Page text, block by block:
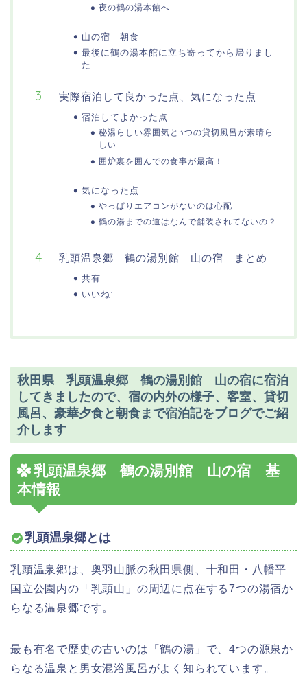
夜の鶴の湯本館へ
山の宿 朝食
最後に鶴の湯本館に立ち寄ってから帰りまし
た
実際宿泊して良かった点、気になった点
宿泊してよかった点
秘湯らしい雰囲気と3つの貸切風呂が素晴ら
しい
囲炉裏を囲んでの食事が最高！
気になった点
やっぱりエアコンがないのは心配
鶴の湯までの道はなんで舗装されてないの？
乳頭温泉郷 鶴の湯別館 山の宿 まとめ
共有:
いいね:
秋田県 乳頭温泉郷 鶴の湯別館 山の宿に宿泊
してきましたので、宿の内外の様子、客室、貸切
風呂、豪華夕食と朝食まで宿泊記をブログでご紹
介します
乳頭温泉郷 鶴の湯別館 山の宿 基
本情報
乳頭温泉郷とは
乳頭温泉郷は、奥羽山脈の秋田県側、十和田・八幡平
国立公園内の「乳頭山」の周辺に点在する7つの湯宿か
らなる温泉郷です。
最も有名で歴史の古いのは「鶴の湯」で、4つの源泉か
らなる温泉と男女混浴風呂がよく知られています。